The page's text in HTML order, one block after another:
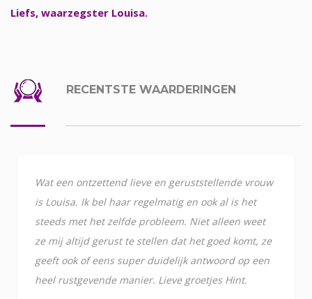
Liefs, waarzegster Louisa.
RECENTSTE WAARDERINGEN
Wat een ontzettend lieve en geruststellende vrouw
is Louisa. Ik bel haar regelmatig en ook al is het
steeds met het zelfde probleem. Niet alleen weet
ze mij altijd gerust te stellen dat het goed komt, ze
geeft ook of eens super duidelijk antwoord op een
heel rustgevende manier. Lieve groetjes Hint.